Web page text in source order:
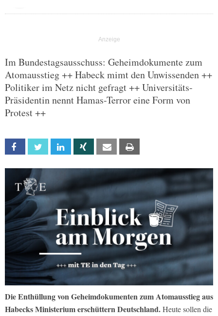
Im Bundestagsausschuss: Geheimdokumente zum
Atomausstieg ++ Habeck mimt den Unwissenden ++
Politiker im Netz nicht gefragt ++ Universitäts-
Präsidentin nennt Hamas-Terror eine Form von
Protest ++
Facebook Twitter Linkedin Xing Email
Die Enthüllung von Geheimdokumenten zum Atomausstieg aus
Habecks Ministerium erschüttern Deutschland.Heute sollen die